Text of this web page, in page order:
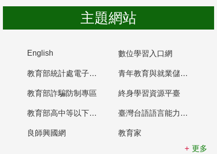
主題網站
English 數位學習入口網
教育部統計處電子書櫃 青年教育與就業儲蓄帳戶
教育部詐騙防制專區 終身學習資源平臺
教育部高中等以下學校及幼兒園教師資格檢定考試 臺灣台語語言能力認證網站
良師興國網
教育家
更多